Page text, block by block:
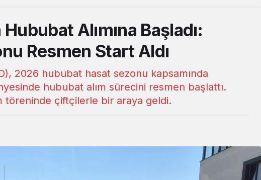
Alımına Başladı:
Resmen Start Aldı
2026 hububat hasat sezonu kapsamında
hububat alım sürecini resmen başlattı.
töreninde çiftçilerle bir araya geldi.